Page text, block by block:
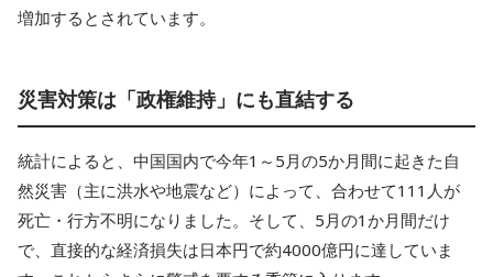
増加するとされています。
災害対策は「政権維持」にも直結する
統計によると、中国国内で今年1～5月の5か月間に起きた自
然災害（主に洪水や地震など）によって、合わせて111人が
死亡・行方不明になりました。そして、5月の1か月間だけ
で、直接的な経済損失は日本円で約4000億円に達していま